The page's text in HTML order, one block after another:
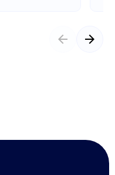
arrow_back arrow_forward